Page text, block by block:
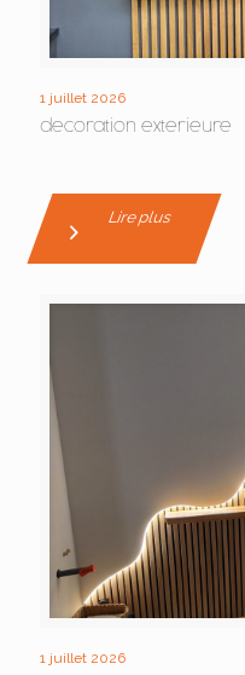
1 juillet 2026
decoration exterieure
Lire plus
1 juillet 2026